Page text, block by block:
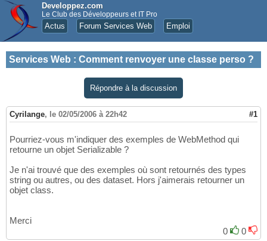
Developpez.com
Le Club des Développeurs et IT Pro
Actus Forum Services Web Emploi
Services Web : Comment renvoyer une classe perso ?
Répondre à la discussion
Cyrilange, le 02/05/2006 à 22h42 #1
Pourriez-vous m'indiquer des exemples de WebMethod qui
retourne un objet Serializable ?
Je n'ai trouvé que des exemples où sont retournés des types
string ou autres, ou des dataset. Hors j'aimerais retourner un
objet class.
Merci
0
0